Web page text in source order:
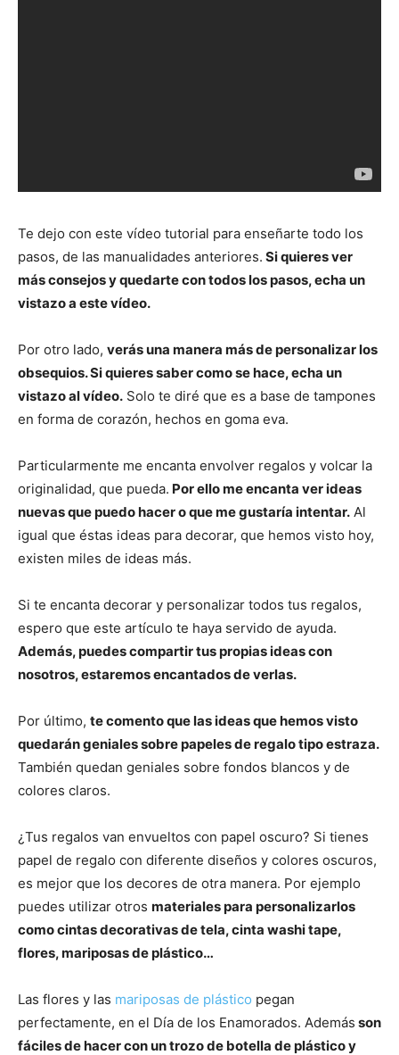
Te dejo con este vídeo tutorial para enseñarte todo los
pasos, de las manualidades anteriores. Si quieres ver
más consejos y quedarte con todos los pasos, echa un
vistazo a este vídeo.
Por otro lado, verás una manera más de personalizar los
obsequios. Si quieres saber como se hace, echa un
vistazo al vídeo. Solo te diré que es a base de tampones
en forma de corazón, hechos en goma eva.
Particularmente me encanta envolver regalos y volcar la
originalidad, que pueda. Por ello me encanta ver ideas
nuevas que puedo hacer o que me gustaría intentar. Al
igual que éstas ideas para decorar, que hemos visto hoy,
existen miles de ideas más.
Si te encanta decorar y personalizar todos tus regalos,
espero que este artículo te haya servido de ayuda.
Además, puedes compartir tus propias ideas con
nosotros, estaremos encantados de verlas.
Por último, te comento que las ideas que hemos visto
quedarán geniales sobre papeles de regalo tipo estraza.
También quedan geniales sobre fondos blancos y de
colores claros.
¿Tus regalos van envueltos con papel oscuro? Si tienes
papel de regalo con diferente diseños y colores oscuros,
es mejor que los decores de otra manera. Por ejemplo
puedes utilizar otros materiales para personalizarlos
como cintas decorativas de tela, cinta washi tape,
flores, mariposas de plástico…
Las flores y las mariposas de plástico pegan
perfectamente, en el Día de los Enamorados. Además son
fáciles de hacer con un trozo de botella de plástico y